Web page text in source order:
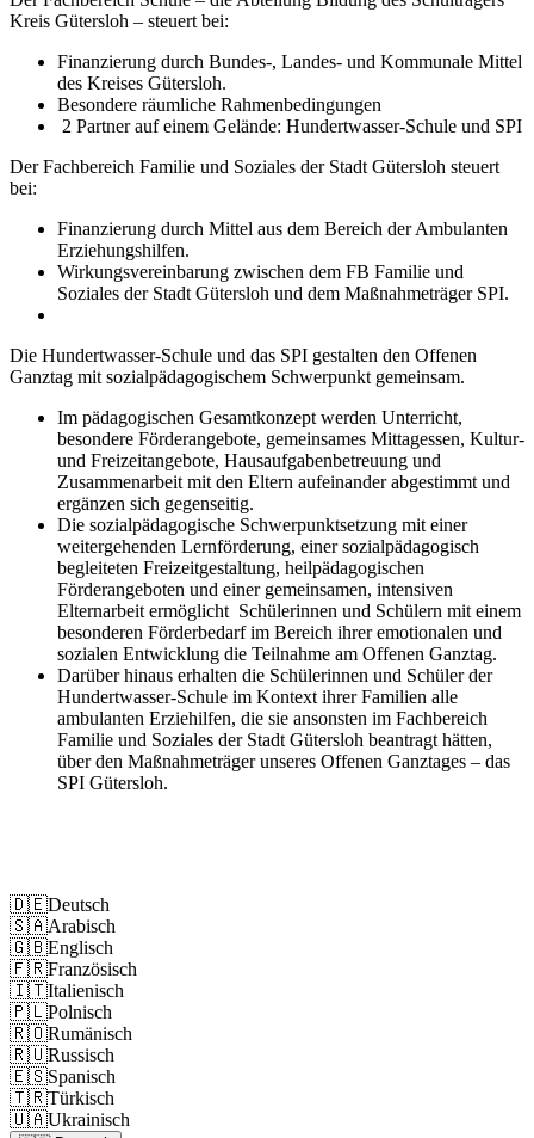
Kreis Gütersloh – steuert bei:
Finanzierung durch Bundes-, Landes- und Kommunale Mittel
des Kreises Gütersloh.
Besondere räumliche Rahmenbedingungen
2 Partner auf einem Gelände: Hundertwasser-Schule und SPI
Der Fachbereich Familie und Soziales der Stadt Gütersloh steuert
bei:
Finanzierung durch Mittel aus dem Bereich der Ambulanten
Erziehungshilfen.
Wirkungsvereinbarung zwischen dem FB Familie und
Soziales der Stadt Gütersloh und dem Maßnahmeträger SPI.
Die Hundertwasser-Schule und das SPI gestalten den Offenen
Ganztag mit sozialpädagogischem Schwerpunkt gemeinsam.
Im pädagogischen Gesamtkonzept werden Unterricht,
besondere Förderangebote, gemeinsames Mittagessen, Kultur-
und Freizeitangebote, Hausaufgabenbetreuung und
Zusammenarbeit mit den Eltern aufeinander abgestimmt und
ergänzen sich gegenseitig.
Die sozialpädagogische Schwerpunktsetzung mit einer
weitergehenden Lernförderung, einer sozialpädagogisch
begleiteten Freizeitgestaltung, heilpädagogischen
Förderangeboten und einer gemeinsamen, intensiven
Elternarbeit ermöglicht Schülerinnen und Schülern mit einem
besonderen Förderbedarf im Bereich ihrer emotionalen und
sozialen Entwicklung die Teilnahme am Offenen Ganztag.
Darüber hinaus erhalten die Schülerinnen und Schüler der
Hundertwasser-Schule im Kontext ihrer Familien alle
ambulanten Erziehilfen, die sie ansonsten im Fachbereich
Familie und Soziales der Stadt Gütersloh beantragt hätten,
über den Maßnahmeträger unseres Offenen Ganztages – das
SPI Gütersloh.
🇩🇪Deutsch
🇸🇦Arabisch
🇬🇧Englisch
🇫🇷Französisch
🇮🇹Italienisch
🇵🇱Polnisch
🇷🇴Rumänisch
🇷🇺Russisch
🇪🇸Spanisch
🇹🇷Türkisch
🇺🇦Ukrainisch